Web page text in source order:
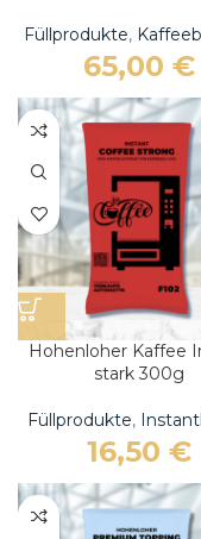
Füllprodukte,
65,00 €
Hohenloher Kaffee
stark 300g
Füllprodukte,
16,50 €